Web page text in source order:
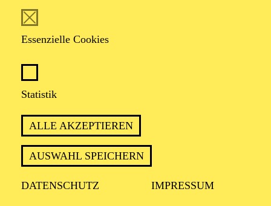
Essenzielle Cookies
Statistik
ALLE AKZEPTIEREN
AUSWAHL SPEICHERN
DATENSCHUTZ IMPRESSUM
Veranstalter: Eine Kooperation der Philharmonie Essen
mit dem Regionalbüro Alter, Pflege und Demenz
Region Westliches Ruhrgebiet
TERMIN
Donnerstag 15. Oktober 2026